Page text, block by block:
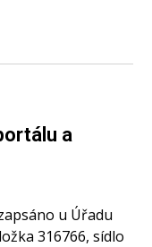
a
u Úřadu
316766,sídlo